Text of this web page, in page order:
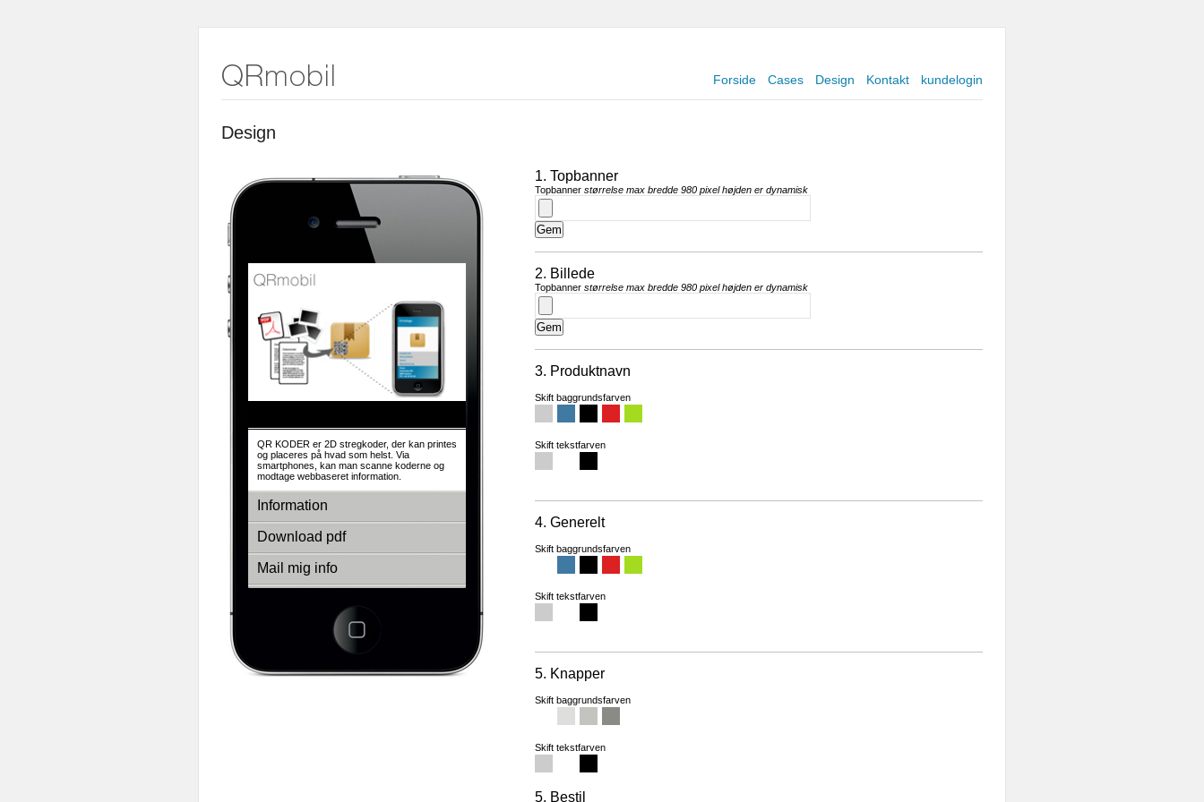
Forside Cases Design Kontakt kundelogin
Design
QR KODER er 2D stregkoder, der kan printes
og placeres på hvad som helst. Via
smartphones, kan man scanne koderne og
modtage webbaseret information.
Information
Download pdf
Mail mig info
Fredens Torv 1 2.th
Tlf.: + 45 86 20 94 93
1. Topbanner
Topbanner størrelse max bredde 980 pixel højden er dynamisk
2. Billede
Topbanner størrelse max bredde 980 pixel højden er dynamisk
3. Produktnavn
Skift baggrundsfarven
Skift tekstfarven
4. Generelt
Skift baggrundsfarven
Skift tekstfarven
5. Knapper
Skift baggrundsfarven
Skift tekstfarven
5. Bestil